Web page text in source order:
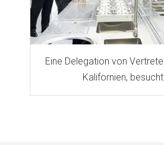
Eine Delegation von
Kalifornien,